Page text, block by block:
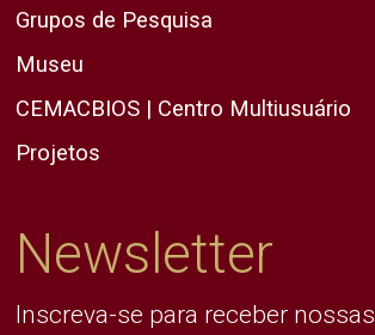
Grupos de Pesquisa
Museu
CEMACBIOS | Centro Multiusuário
Projetos
Newsletter
Inscreva-se para receber nossas